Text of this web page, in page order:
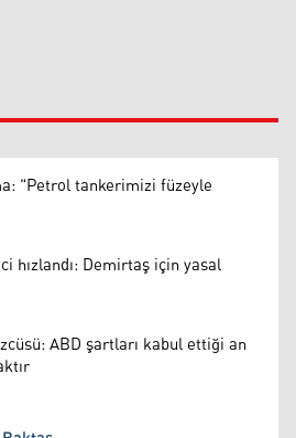
"Petrol tankerimizi füzeyle
hızlandı: Demirtaş için yasal
ABD şartları kabul ettiği an